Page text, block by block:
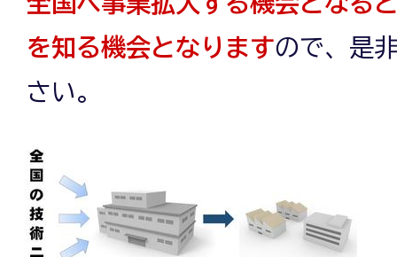
を知る機会となりますので、是
さい。